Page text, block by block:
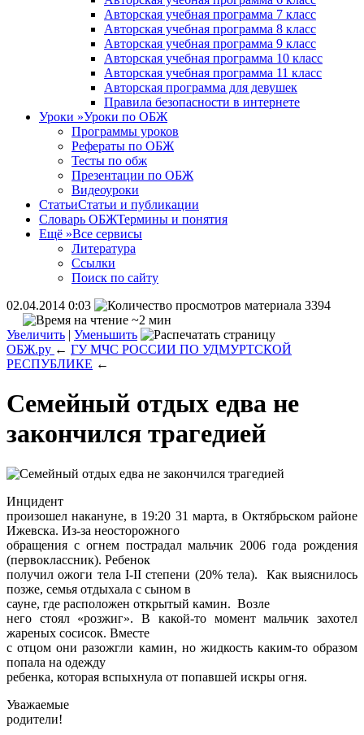
Авторская учебная программа 7 класс
Авторская учебная программа 8 класс
Авторская учебная программа 9 класс
Авторская учебная программа 10 класс
Авторская учебная программа 11 класс
Авторская программа для девушек
Правила безопасности в интернете
Уроки »Уроки по ОБЖ
Программы уроков
Рефераты по ОБЖ
Тесты по обж
Презентации по ОБЖ
Видеоуроки
СтатьиСтатьи и публикации
Словарь ОБЖТермины и понятия
Ещё »Все сервисы
Литература
Ссылки
Поиск по сайту
02.04.2014 0:03
3394
~2 мин
Увеличить | Уменьшить
ОБЖ.ру ← ГУ МЧС РОССИИ ПО УДМУРТСКОЙ
РЕСПУБЛИКЕ ←
Семейный отдых едва не
закончился трагедией
Инцидент
произошел накануне, в 19:20 31 марта, в Октябрьском районе
Ижевска. Из-за неосторожного
обращения с огнем пострадал мальчик 2006 года рождения
(первоклассник). Ребенок
получил ожоги тела I-II степени (20% тела).
Как выяснилось
позже, семья отдыхала с сыном в
сауне, где расположен открытый камин. Возле
него стоял «розжиг». В какой-то момент мальчик захотел
жареных сосисок. Вместе
с отцом они разожгли камин, но жидкость каким-то образом
попала на одежду
ребенка, которая вспыхнула от попавшей искры огня.
Уважаемые
родители!